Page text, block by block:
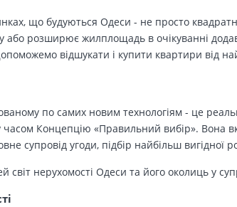
що будуються Одеси - не просто
розширює жилплощадь в очікуванні
відшукати і купити квартири від
по самих новим технологіям - це
Концепцію «Правильний вибір». Вона
супровід угоди, підбір найбільш вигідної
нерухомості Одеси та його околиць у